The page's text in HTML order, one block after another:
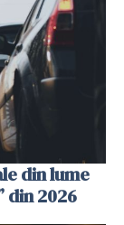
din lume
din 2026